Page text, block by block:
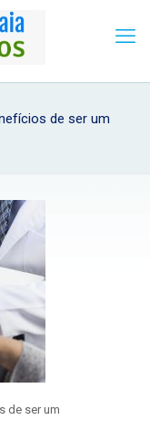
de ser um
de ser um